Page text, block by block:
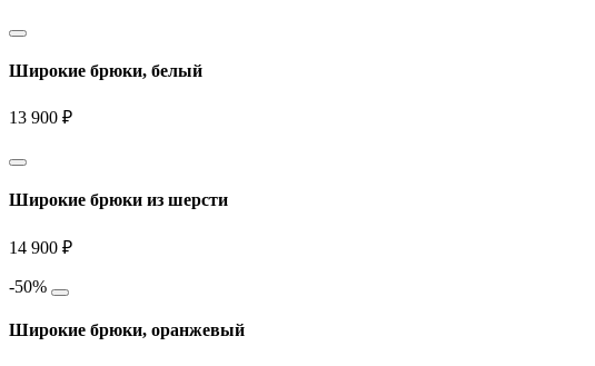
Широкие брюки, белый
13 900 ₽
Широкие брюки из шерсти
14 900 ₽
-50%
Широкие брюки, оранжевый